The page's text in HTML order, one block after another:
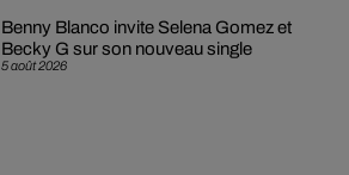
5 août 2026
Benny Blanco invite Selena Gomez et
Becky G sur son nouveau single